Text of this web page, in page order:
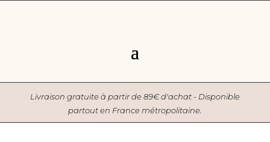
Livraison gratuite à partir de 89€ d'achat - Disponible
partout en France métropolitaine.